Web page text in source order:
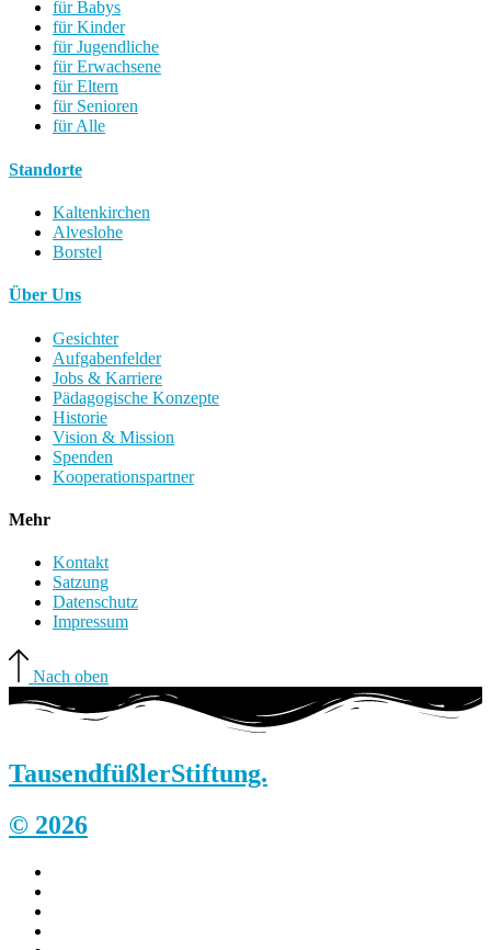
für Babys
für Kinder
für Jugendliche
für Erwachsene
für Eltern
für Senioren
für Alle
Standorte
Kaltenkirchen
Alveslohe
Borstel
Über Uns
Gesichter
Aufgabenfelder
Jobs & Karriere
Pädagogische Konzepte
Historie
Vision & Mission
Spenden
Kooperationspartner
Mehr
Kontakt
Satzung
Datenschutz
Impressum
Nach oben
TausendfüßlerStiftung.
© 2026